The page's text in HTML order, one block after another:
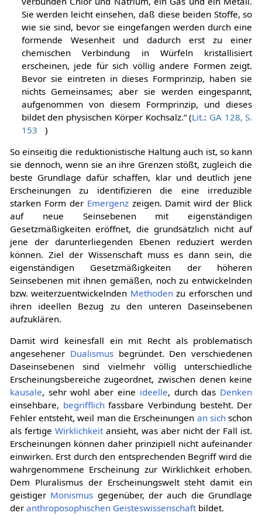
Sie werden leicht einsehen, daß diese beiden Stoffe, so
wie sie sind, bevor sie eingefangen werden durch eine
formende Wesenheit und dadurch erst zu einer
chemischen Verbindung in Würfeln kristallisiert
erscheinen, jede für sich völlig andere Formen zeigt.
Bevor sie eintreten in dieses Formprinzip, haben sie
nichts Gemeinsames; aber sie werden eingespannt,
aufgenommen von diesem Formprinzip, und dieses
bildet den physischen Körper Kochsalz.“ (Lit.: GA 128, S.
153
)
So einseitig die reduktionistische Haltung auch ist, so kann
sie dennoch, wenn sie an ihre Grenzen stößt, zugleich die
beste Grundlage dafür schaffen, klar und deutlich jene
Erscheinungen zu identifizieren die eine irreduzible
starken Form der Emergenzzeigen. Damit wird der Blick
auf neue Seinsebenen mit eigenständigen
Gesetzmäßigkeiten eröffnet, die grundsätzlich nicht auf
jene der darunterliegenden Ebenen reduziert werden
können. Ziel der Wissenschaft muss es dann sein, die
eigenständigen Gesetzmäßigkeiten der höheren
Seinsebenen mit ihnen gemäßen, noch zu entwickelnden
bzw. weiterzuentwickelnden Methodenzu erforschen und
ihren ideellen Bezug zu den unteren Daseinsebenen
aufzuklären.
Damit wird keinesfall ein mit Recht als problematisch
angesehener Dualismusbegründet. Den verschiedenen
Daseinsebenen sind vielmehr völlig unterschiedliche
Erscheinungsbereiche zugeordnet, zwischen denen keine
kausale, sehr wohl aber eine ideelle, durch das Denken
einsehbare, begrifflichfassbare Verbindung besteht. Der
Fehler entsteht, weil man die Erscheinungen an sichschon
als fertige Wirklichkeitansieht, was aber nicht der Fall ist.
Erscheinungen können daher prinzipiell nicht aufeinander
einwirken. Erst durch den entsprechenden Begriff wird die
wahrgenommene Erscheinung zur Wirklichkeit erhoben.
Dem Pluralismus der Erscheinungswelt steht damit ein
geistiger Monismus gegenüber, der auch die Grundlage
der anthroposophischen Geisteswissenschaftbildet.